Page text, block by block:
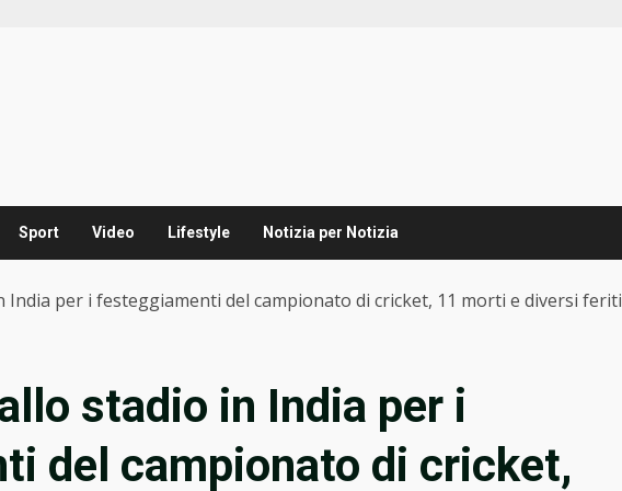
Sport Video Lifestyle Notizia per Notizia
India per i festeggiamenti del campionato di cricket, 11 morti e diversi feriti
stadio in India per i
del campionato di cricket,